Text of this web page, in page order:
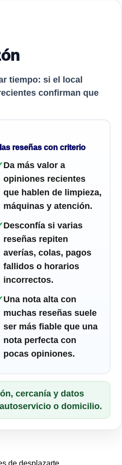
tiempo: si el local
confirman que
reseñas con criterio
Da más valor a
opiniones recientes
que hablen de limpieza,
máquinas y atención.
Desconfía si varias
reseñas repiten
averías, colas, pagos
fallidos o horarios
incorrectos.
Una nota alta con
muchas reseñas suele
ser más fiable que una
nota perfecta con
pocas opiniones.
cercanía y datos
o domicilio.